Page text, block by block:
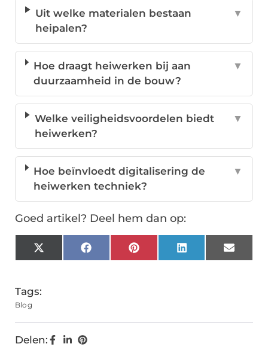
Uit welke materialen bestaan
heipalen?
▼
Hoe draagt heiwerken bij aan
duurzaamheid in de bouw?
▼
Welke veiligheidsvoordelen biedt
heiwerken?
▼
Hoe beïnvloedt digitalisering de
heiwerken techniek?
▼
Goed artikel? Deel hem dan op:
X
(Twitter)
FacebookPinterestLinkedInEmail
Tags:
Blog
Delen: